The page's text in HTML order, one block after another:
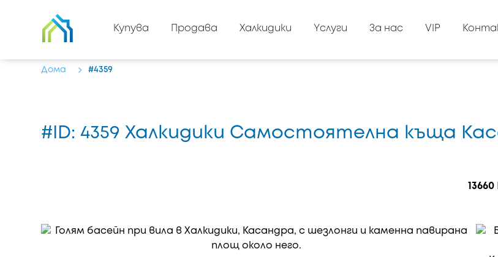
Купува Продава Халкидики Yслуги За нас VIP
Дома #4359
#ID: 4359 Халкидики Самостоятелна къща
13660